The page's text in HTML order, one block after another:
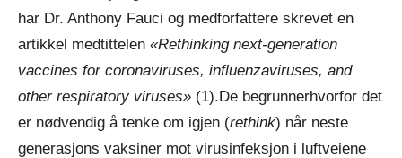
har Dr. Anthony Fauci og medforfattere skrevet en
artikkel medtittelen «Rethinking next-generation
vaccines for coronaviruses, influenzaviruses, and
other respiratory viruses» (1).De begrunnerhvorfor det
er nødvendig å tenke om igjen (rethink) når neste
generasjons vaksiner mot virusinfeksjon i luftveiene